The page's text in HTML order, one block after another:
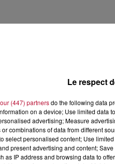
2026
: « LE RÊVE DU
» INVESTIT LES
Le respect
our (447) partnersdo the following data
on a device; Use limited data
advertising; Measure
or combinations of data from different
select personalised content; Use
present advertising and content;
as IP address and browsing data to